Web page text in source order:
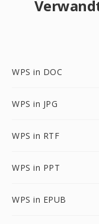
WPS in DOC
WPS in JPG
WPS in RTF
WPS in PPT
WPS in EPUB